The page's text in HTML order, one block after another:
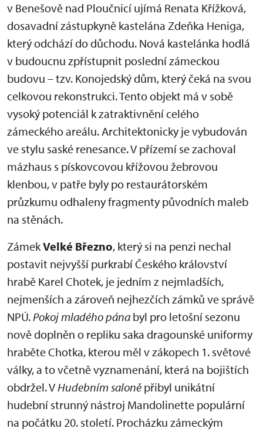
v Benešově nad Ploučnicí ujímá Renata Křížková,
dosavadní zástupkyně kastelána Zdeňka Heniga,
který odchází do důchodu. Nová kastelánka hodlá
v budoucnu zpřístupnit poslední zámeckou
budovu – tzv. Konojedský dům, který čeká na svou
celkovou rekonstrukci. Tento objekt má v sobě
vysoký potenciál k zatraktivnění celého
zámeckého areálu. Architektonicky je vybudován
ve stylu saské renesance. V přízemí se zachoval
mázhaus s pískovcovou křížovou žebrovou
klenbou, v patře byly po restaurátorském
průzkumu odhaleny fragmenty původních maleb
na stěnách.
ZámekVelké Březno, který si na penzi nechal
postavit nejvyšší purkrabí Českého království
hrabě Karel Chotek, je jedním z nejmladších,
nejmenších a zároveň nejhezčích zámků ve správě
NPÚ.Pokoj mladého pána byl pro letošní sezonu
nově doplněn o repliku saka dragounské uniformy
hraběte Chotka, kterou měl v zákopech 1. světové
války, a to včetně vyznamenání, která na bojištích
obdržel. VHudebním saloně přibyl unikátní
hudební strunný nástroj Mandolinette populární
na počátku 20. století. Procházku zámeckým